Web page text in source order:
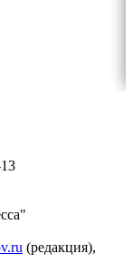
(редакция),